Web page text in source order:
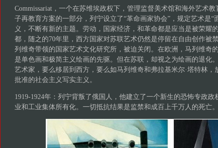
Commissariat，一个在苏维埃政权下，管理监督美术馆和海外艺术
子再教育方案的一部分，列宁设立了“革命画​​家协会”，规定艺术是“
义，不断有新的主题。劳动，国家经济，和革命都是应当是被荣耀
都，随之的70年里，西方国家对苏联艺术仍然是停留在自由创作被
列维奇带领的国家艺术文化研究所，被迫关闭。在欧洲，马列维奇
是单色画和极简主义绘画的先驱。但在苏联，却视之为绘画的退化
艺术家，要么移居到西方，要么如马列维奇和弗拉基米尔·塔特林，
批准的社会主义写实主义。
1919-1924年：列宁背叛了俄国人，他建立了一个新生的恐怖专政
业和工业集体所有化。一切抵抗结果是监禁和成百上千万人的死亡